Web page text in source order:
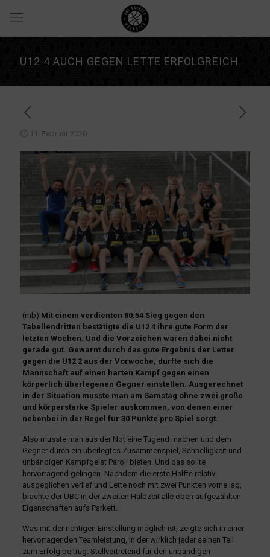
U12 4 AUCH GEGEN LETTE ERFOLGREICH
11. Februar 2020
(mb) Mit einem verdienten 80:54 Sieg gegen den
Tabellendritten bestätigte die U12 4 ihre gute Form der
letzten Wochen. Und die Vorzeichen waren dabei nicht
gerade gut. Gewarnt durch das gute Ergebnis der Letter
gegen die U12 2 aus der Vorwoche, durfte sich die
Mannschaft auf einen harten Kampf gegen einen
körperlich überlegenen Gegner einstellen. Ausgerechnet
in der Situation musste man am Samstag ohne zwei große
und körperstarke Spieler auskommen, von denen einer
nebenbei in der Regel für 30 Punkte pro Spiel sorgt.
Also musste man aus der Not eine Tugend machen und dem
Gegner durch ein überlegtes Zusammenspiel, Schnelligkeit und
unbändigen Kampfgeist Paroli bieten. Und das sollte
hervorragend gelingen. Nachdem die erste Hälfte relativ
ausgeglichen verlief und Lette noch mit zwei Punkten vorne lag,
brachte der UBC in der zweiten Halbzeit alle oben aufgezählten
Eigenschaften aufs Parkett.
Was mit der richtigen Einstellung möglich ist, zeigte sich in einer
hervorragenden Teamleistung, in der wirklich jeder seinen Teil
zum Erfolg beitrug. Stellvertretend für den unbändigen